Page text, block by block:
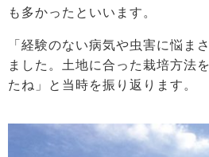
も多かったといいます。
「経験のない病気や虫害に悩ま
ました。土地に合った栽培方法
たね」と当時を振り返ります。